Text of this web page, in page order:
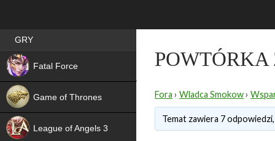
Fora › Wladca Smokow›
Temat zawiera 7
Best RPG games in Poland
GRY
Fatal Force
Game of Thrones
League of Angels 3